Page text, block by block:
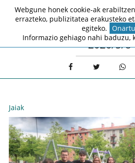
2026/5/8
Jaiak
Webgune honek cookie-ak
errazteko, publizitatea erakusteko
egiteko. Onartu
Informazio gehiago nahi baduzu,